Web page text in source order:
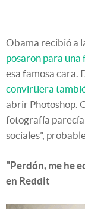
Obama recibió a
posaron para una
esa famosa cara.
convirtiera
abrir Photoshop.
fotografía parecía
sociales”,
"Perdón, me he
en Reddit